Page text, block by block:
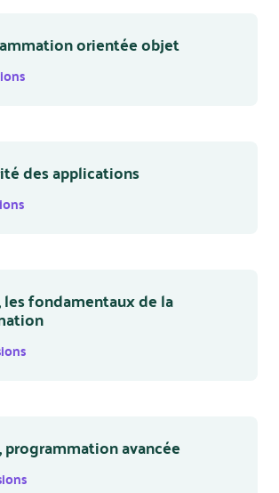
orientée objet
s
des applications
s
les fondamentaux de la
s
programmation avancée
s